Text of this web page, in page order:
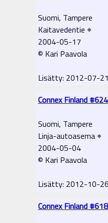
Suomi, Tampere
Kaitavedentie ⌖
2004-05-17
© Kari Paavola
Lisätty: 2012-07-
Connex Finland #624
Suomi, Tampere
Linja-autoasema ⌖
2004-05-04
© Kari Paavola
Lisätty: 2012-10-
Connex Finland #618